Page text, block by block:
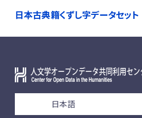
日本古典籍くずし字データセット
日本語